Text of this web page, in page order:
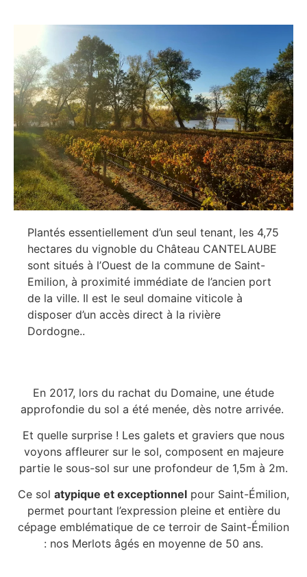
Plantés essentiellement d’un seul tenant, les 4,75
hectares du vignoble du Château CANTELAUBE
sont situés à l’Ouest de la commune de Saint-
Emilion, à proximité immédiate de l’ancien port
de la ville. Il est le seul domaine viticole à
disposer d’un accès direct à la rivière
Dordogne..
En 2017, lors du rachat du Domaine, une étude
approfondie du sol a été menée, dès notre arrivée.
Et quelle surprise ! Les galets et graviers que nous
voyons affleurer sur le sol, composent en majeure
partie le sous-sol sur une profondeur de 1,5m à 2m.
Ce sol atypique et exceptionnel pour Saint-Émilion,
permet pourtant l’expression pleine et entière du
cépage emblématique de ce terroir de Saint-Émilion
: nos Merlots âgés en moyenne de 50 ans.